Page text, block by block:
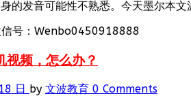
的发音可能性不熟悉。今天墨尔本
信号：Wenbo0450918888
视频，怎么办？
日 by 文波教育 0 Comments